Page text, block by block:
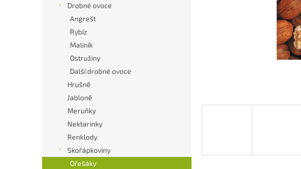
Drobné ovoce
Angrešt
Rybíz
Maliník
Ostružiny
Další drobné ovoce
Hrušně
Jabloně
Meruňky
Nektarinky
Renklody
Skořápkoviny
Ořešáky